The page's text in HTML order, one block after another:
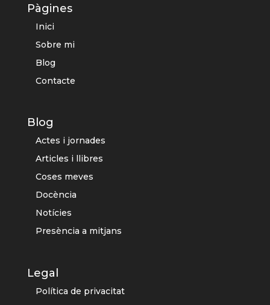
Pàgines
Inici
Sobre mi
Blog
Contacte
Blog
Actes i jornades
Articles i llibres
Coses meves
Docència
Notícies
Presència a mitjans
Legal
Política de privacitat